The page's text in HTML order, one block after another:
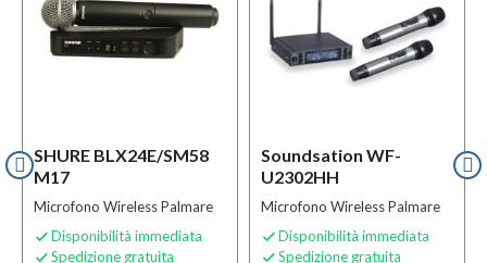
SHURE BLX24E/SM58
M17
Microfono Wireless Palmare
 Disponibilità immediata
 Spedizione gratuita
Soundsation WF-
U2302HH
Microfono Wireless Palmare
 Disponibilità immediata
 Spedizione gratuita